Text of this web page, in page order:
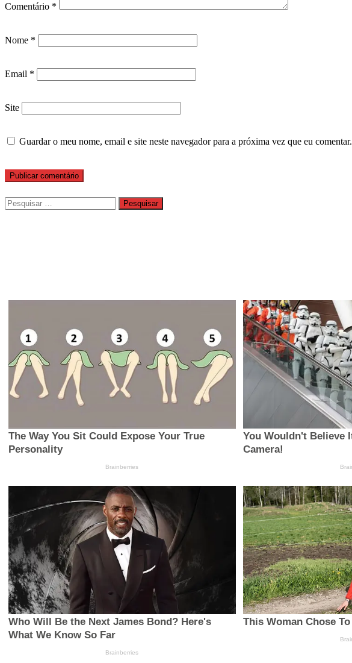
Comentário *
Nome *
Email *
Site
Guardar o meu nome, email e site neste navegador para a próxima vez que eu comentar.
Pesquisar
por: